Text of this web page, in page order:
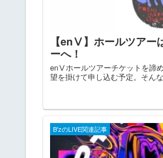
【enⅤ】ホールツアー
ーへ！
enⅤホールツアーチケットを諦
望を掛けて申し込む予定。そん
B'zのLIVE関連記事